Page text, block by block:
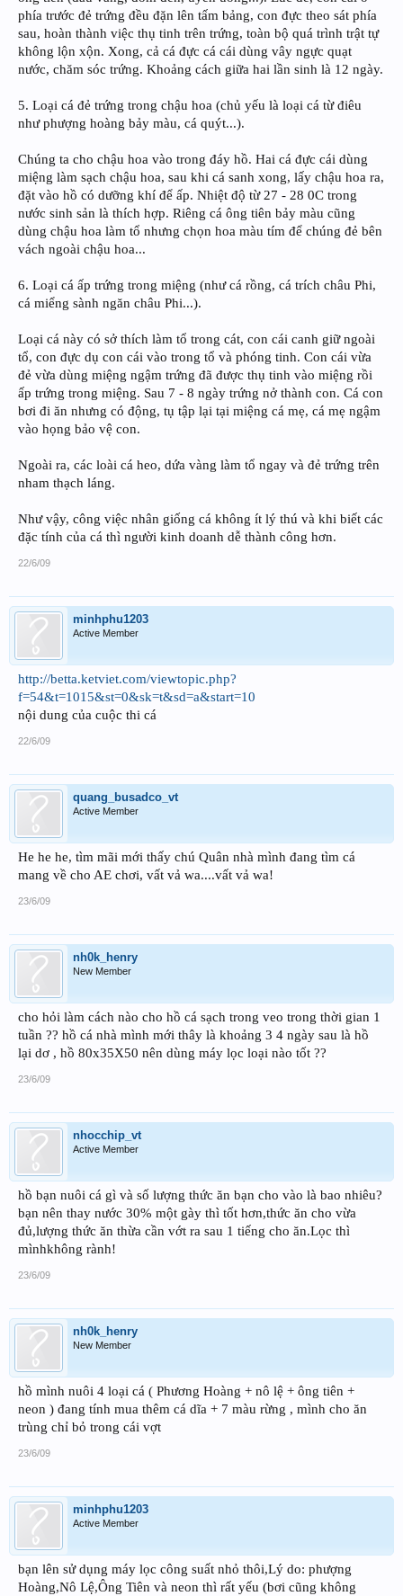
phía trước đẻ trứng đều đặn lên tấm bảng, con đực theo sát phía
sau, hoàn thành việc thụ tinh trên trứng, toàn bộ quá trình trật tự
không lộn xộn. Xong, cả cá đực cá cái dùng vây ngực quạt
nước, chăm sóc trứng. Khoảng cách giữa hai lần sinh là 12 ngày.
5. Loại cá đẻ trứng trong chậu hoa (chủ yếu là loại cá từ điêu
như phượng hoàng bảy màu, cá quýt...).
Chúng ta cho chậu hoa vào trong đáy hồ. Hai cá đực cái dùng
miệng làm sạch chậu hoa, sau khi cá sanh xong, lấy chậu hoa ra,
đặt vào hồ có dưỡng khí để ấp. Nhiệt độ từ 27 - 28 0C trong
nước sinh sản là thích hợp. Riêng cá ông tiên bảy màu cũng
dùng chậu hoa làm tổ nhưng chọn hoa màu tím để chúng đẻ bên
vách ngoài chậu hoa...
6. Loại cá ấp trứng trong miệng (như cá rồng, cá trích châu Phi,
cá miểng sành ngăn châu Phi...).
Loại cá này có sở thích làm tổ trong cát, con cái canh giữ ngoài
tổ, con đực dụ con cái vào trong tổ và phóng tinh. Con cái vừa
đẻ vừa dùng miệng ngậm trứng đã được thụ tinh vào miệng rồi
ấp trứng trong miệng. Sau 7 - 8 ngày trứng nở thành con. Cá con
bơi đi ăn nhưng có động, tụ tập lại tại miệng cá mẹ, cá mẹ ngậm
vào họng bảo vệ con.
Ngoài ra, các loài cá heo, dứa vàng làm tổ ngay và đẻ trứng trên
nham thạch láng.
Như vậy, công việc nhân giống cá không ít lý thú và khi biết các
đặc tính của cá thì người kinh doanh dễ thành công hơn.
22/6/09
minhphu1203
Active Member
http://betta.ketviet.com/viewtopic.php?
f=54&t=1015&st=0&sk=t&sd=a&start=10
nội dung của cuộc thi cá
22/6/09
quang_busadco_vt
Active Member
He he he, tìm mãi mới thấy chú Quân nhà mình đang tìm cá
mang về cho AE chơi, vất vả wa....vất vả wa!
23/6/09
nh0k_henry
New Member
cho hỏi làm cách nào cho hồ cá sạch trong veo trong thời gian 1
tuần ?? hồ cá nhà mình mới thây là khoảng 3 4 ngày sau là hồ
lại dơ , hồ 80x35X50 nên dùng máy lọc loại nào tốt ??
23/6/09
nhocchip_vt
Active Member
hồ bạn nuôi cá gì và số lượng thức ăn bạn cho vào là bao nhiêu?
bạn nên thay nước 30% một gày thì tốt hơn,thức ăn cho vừa
đủ,lượng thức ăn thừa cần vớt ra sau 1 tiếng cho ăn.Lọc thì
mìnhkhông rành!
23/6/09
nh0k_henry
New Member
hồ mình nuôi 4 loại cá ( Phương Hoàng + nô lệ + ông tiên +
neon ) đang tính mua thêm cá dĩa + 7 màu rừng , mình cho ăn
trùng chỉ bỏ trong cái vợt
23/6/09
minhphu1203
Active Member
bạn lên sử dụng máy lọc công suất nhỏ thôi,Lý do: phượng
Hoàng,Nô Lệ,Ông Tiên và neon thì rất yếu (bơi cũng không